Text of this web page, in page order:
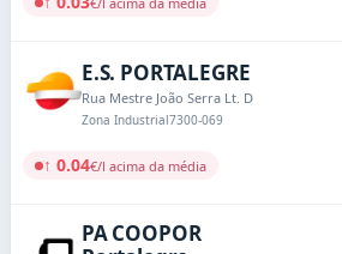
E.S. PORTALEGRE
Rua Mestre João Serra Lt. D
Zona Industrial7300-069
↑ 0.04€/l acima da média
PA COOPOR